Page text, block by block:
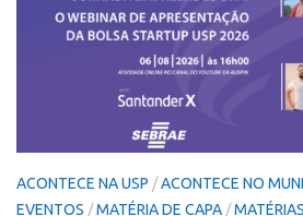
Coordenação
Polos
Polo Ribeirão Preto
Polo São Carlos
AUSPIN
Destaques do Mês
Institucional
Coordenação
ACONTECE NA USP /ACONTECE NO
EVENTOS /MATÉRIA DE CAPA /MATÉRIAS